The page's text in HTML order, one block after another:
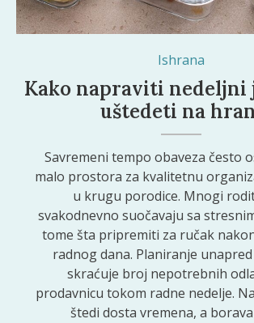
Shutterstock
Ishrana
Kako napraviti nedeljni
uštedeti na
Savremeni tempo obaveza često
malo prostora za kvalitetnu
u krugu porodice. Mnogi
svakodnevno suočavaju sa
tome šta pripremiti za ručak
radnog dana. Planiranje
skraćuje broj nepotrebnih
prodavnicu tokom radne nedelje.
štedi dosta vremena, a